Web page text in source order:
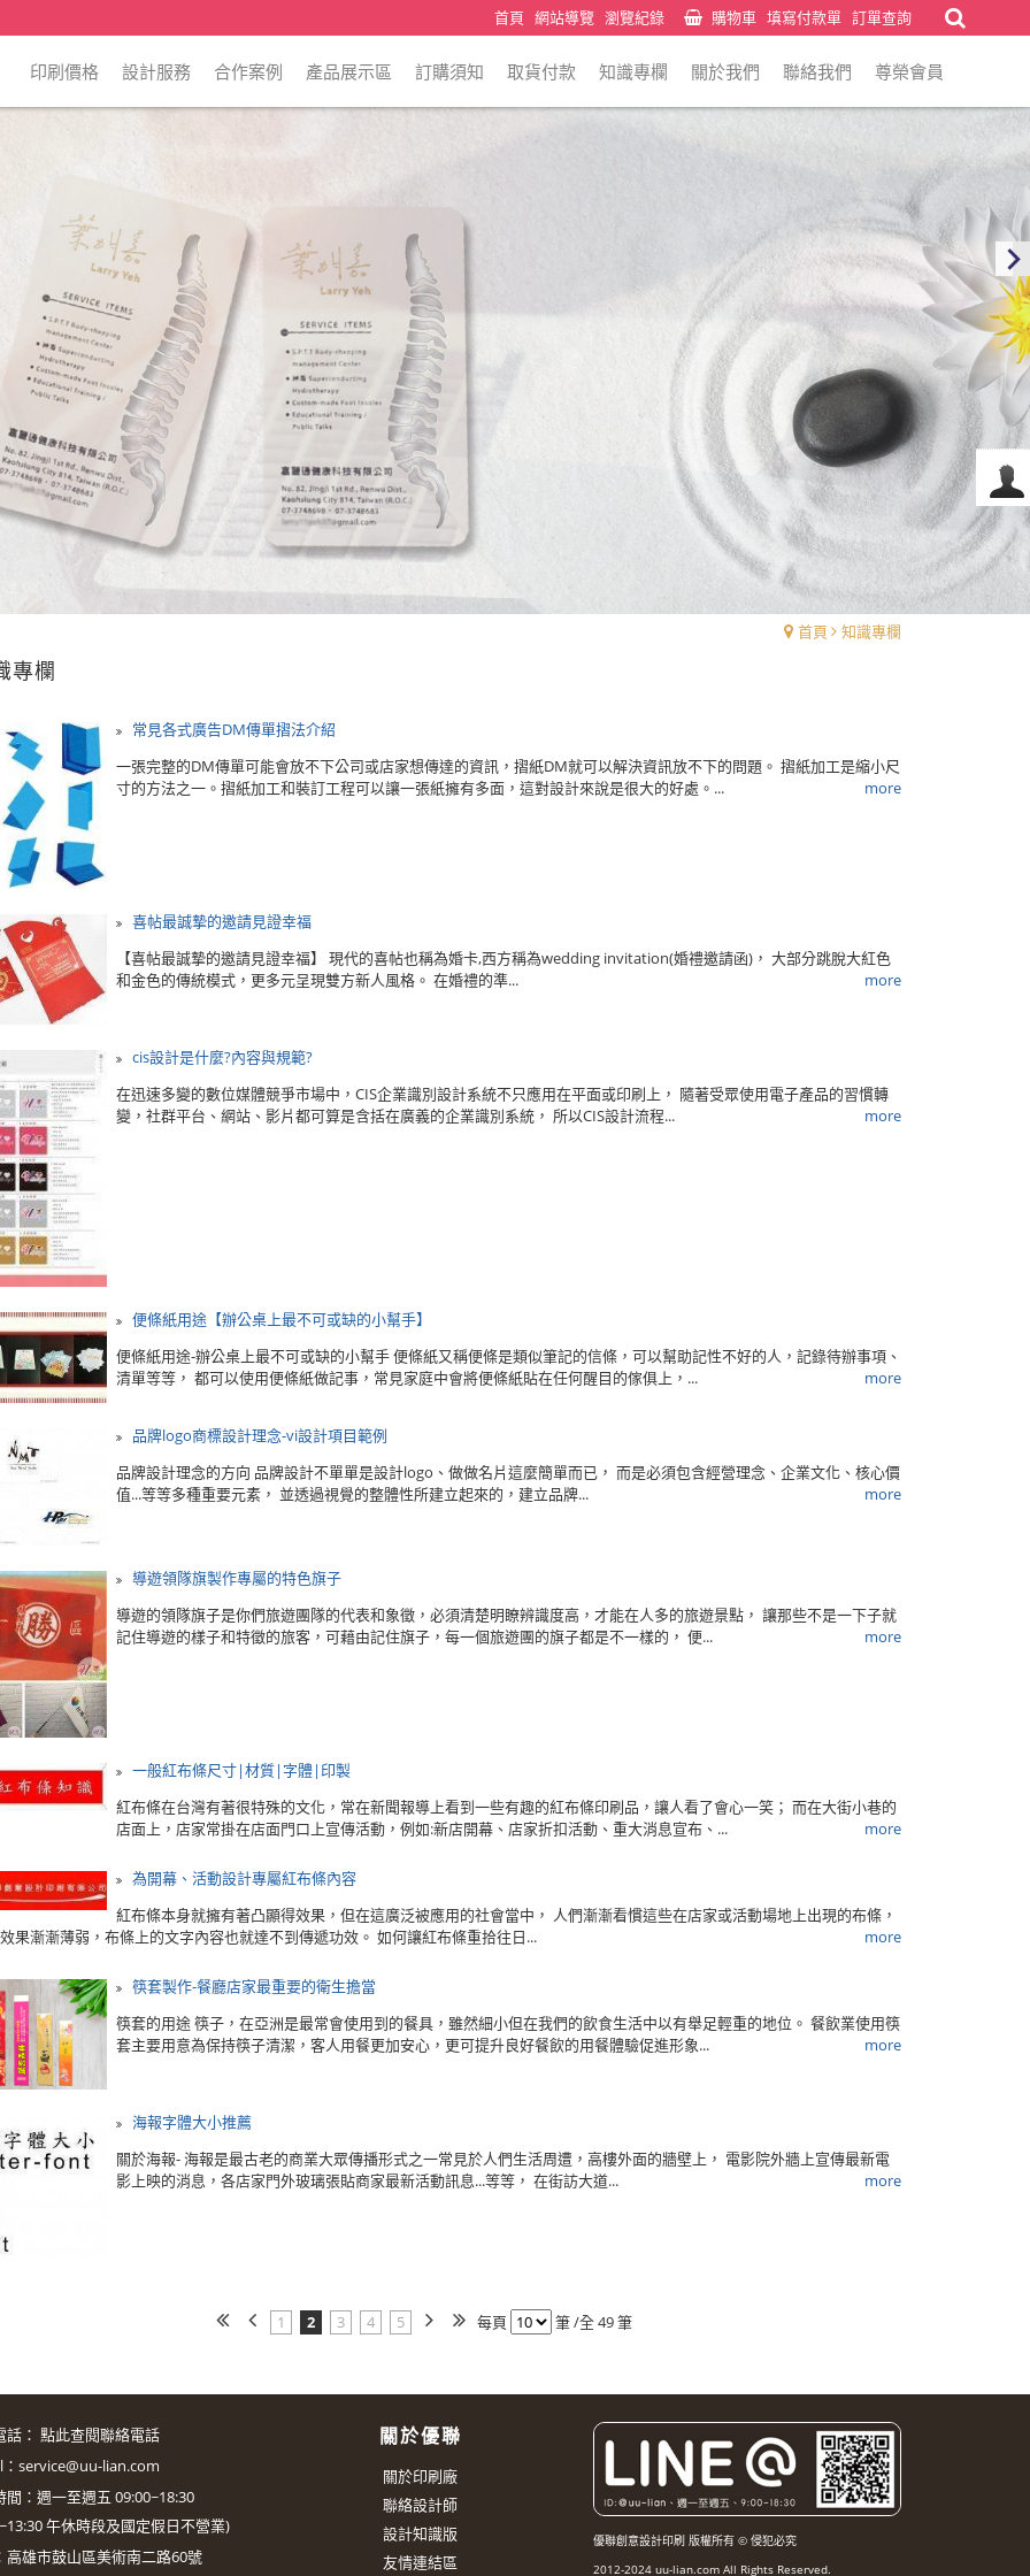
首頁 網站導覽 瀏覽紀錄 購物車 填寫付款單 訂單查詢
印刷價格 設計服務 合作案例 產品展示區 訂購須知 取貨付款 知識專欄 關於我們 聯絡我們 尊榮會員
首頁 知識專欄
專欄
常見各式廣告DM傳單摺法介紹
一張完整的DM傳單可能會放不下公司或店家想傳達的資訊，摺紙DM就可以解決資訊放不下的問題。 摺紙加工是縮小尺
寸的方法之一。摺紙加工和裝訂工程可以讓一張紙擁有多面，這對設計來說是很大的好處。...
more
喜帖最誠摯的邀請見證幸福
【喜帖最誠摯的邀請見證幸福】 現代的喜帖也稱為婚卡,西方稱為wedding invitation(婚禮邀請函)， 大部分跳脫大紅色
和金色的傳統模式，更多元呈現雙方新人風格。 在婚禮的準...
more
cis設計是什麼?內容與規範?
在迅速多變的數位媒體競爭市場中，CIS企業識別設計系統不只應用在平面或印刷上， 隨著受眾使用電子產品的習慣轉
變，社群平台、網站、影片都可算是含括在廣義的企業識別系統， 所以CIS設計流程...
more
便條紙用途【辦公桌上最不可或缺的小幫手】
便條紙用途-辦公桌上最不可或缺的小幫手 便條紙又稱便條是類似筆記的信條，可以幫助記性不好的人，記錄待辦事項、
清單等等， 都可以使用便條紙做記事，常見家庭中會將便條紙貼在任何醒目的傢俱上，...
more
品牌logo商標設計理念-vi設計項目範例
品牌設計理念的方向 品牌設計不單單是設計logo、做做名片這麼簡單而已， 而是必須包含經營理念、企業文化、核心價
值...等等多種重要元素， 並透過視覺的整體性所建立起來的，建立品牌...
more
導遊領隊旗製作專屬的特色旗子
導遊的領隊旗子是你們旅遊團隊的代表和象徵，必須清楚明瞭辨識度高，才能在人多的旅遊景點， 讓那些不是一下子就
記住導遊的樣子和特徵的旅客，可藉由記住旗子，每一個旅遊團的旗子都是不一樣的， 便...
more
一般紅布條尺寸|材質|字體|印製
紅布條在台灣有著很特殊的文化，常在新聞報導上看到一些有趣的紅布條印刷品，讓人看了會心一笑； 而在大街小巷的
店面上，店家常掛在店面門口上宣傳活動，例如:新店開幕、店家折扣活動、重大消息宣布、...
more
為開幕、活動設計專屬紅布條內容
紅布條本身就擁有著凸顯得效果，但在這廣泛被應用的社會當中， 人們漸漸看慣這些在店家或活動場地上出現的布條，
果漸漸薄弱，布條上的文字內容也就達不到傳遞功效。 如何讓紅布條重拾往日...
more
筷套製作-餐廳店家最重要的衛生擔當
筷套的用途 筷子，在亞洲是最常會使用到的餐具，雖然細小但在我們的飲食生活中以有舉足輕重的地位。 餐飲業使用筷
套主要用意為保持筷子清潔，客人用餐更加安心，更可提升良好餐飲的用餐體驗促進形象...
more
海報字體大小推薦
關於海報- 海報是最古老的商業大眾傳播形式之一常見於人們生活周遭，高樓外面的牆壁上， 電影院外牆上宣傳最新電
影上映的消息，各店家門外玻璃張貼商家最新活動訊息...等等， 在街訪大道...
more
1 2 3 4 5 每頁 筆 /全 49 筆
： 點此查閱聯絡電話
service@uu-lian.com
：週一至週五 09:00~18:30
午休時段及國定假日不營業)
高雄市鼓山區美術南二路60號
關於優聯
關於印刷廠
聯絡設計師
設計知識版
友情連結區
優聯創意設計印刷 版權所有 © 侵犯必究
2012-2024 uu-lian.com All Rights Reserved.